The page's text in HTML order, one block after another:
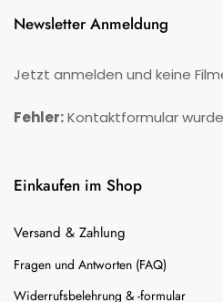
Newsletter Anmeldung
Jetzt anmelden und keine
Fehler:Kontaktformular
Einkaufen im Shop
Versand & Zahlung
Fragen und Antworten (FAQ)
Widerrufsbelehrung & -formular